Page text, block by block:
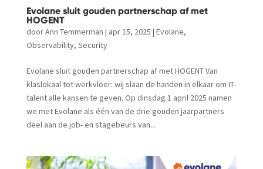
Evolane sluit gouden partnerschap af met
HOGENT
doorAnn Temmerman | apr 15, 2025 | Evolane,
Observability, Security
Evolane sluit gouden partnerschap af met HOGENT Van
klaslokaal tot werkvloer: wij slaan de handen in elkaar om IT-
talent alle kansen te geven. Op dinsdag 1 april 2025 namen
we met Evolane als één van de drie gouden jaarpartners
deel aan de job- en stagebeurs van...